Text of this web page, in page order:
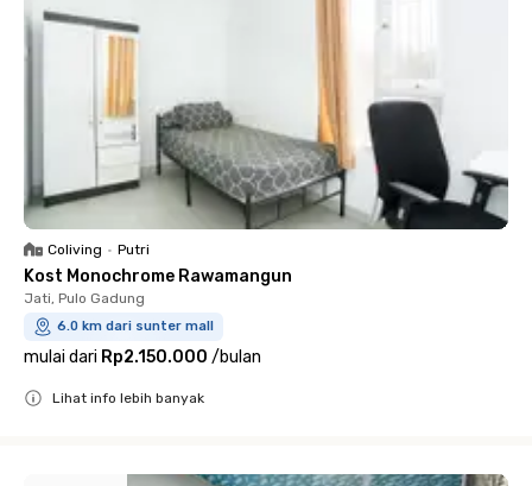
Coliving • Putri
Kost Monochrome Rawamangun
Jati, Pulo Gadung
6.0 km dari sunter mall
mulai dari Rp2.150.000 /bulan
Lihat info lebih banyak